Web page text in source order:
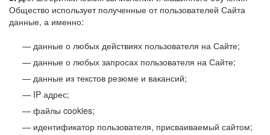
Общество использует полученные от пользователей Сайта
данные, а именно:
данные о любых действиях пользователя на Сайте;
данные о любых запросах пользователя на Сайте;
данные из текстов резюме и вакансий;
IP адрес;
файлы cookies;
идентификатор пользователя, присваиваемый сайтом;